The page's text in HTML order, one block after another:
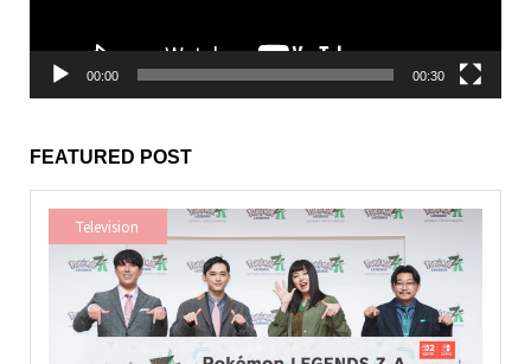
00:00 00:30
FEATURED POST
Television